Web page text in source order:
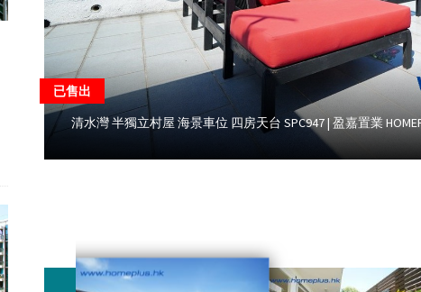
已售出
清水灣 半獨立村屋 海景車位 四房天台 SPC947 | 盈嘉置業